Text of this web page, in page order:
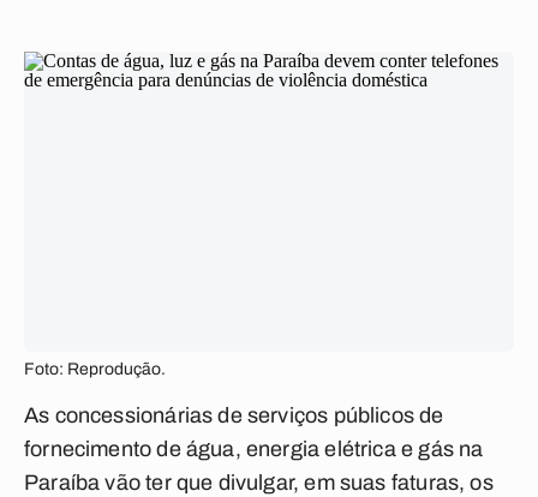
Foto: Reprodução.
As concessionárias de serviços públicos de
fornecimento de água, energia elétrica e gás na
Paraíba vão ter que divulgar, em suas faturas, os